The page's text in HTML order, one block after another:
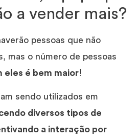
a vender mais?
pessoas que não
mas o número de pessoas
eles é bem maior!
sendo utilizados em
diversos tipos de
a interação por